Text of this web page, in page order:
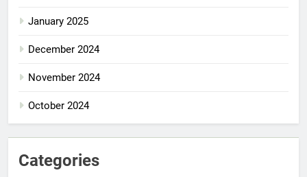
January 2025
December 2024
November 2024
October 2024
Categories